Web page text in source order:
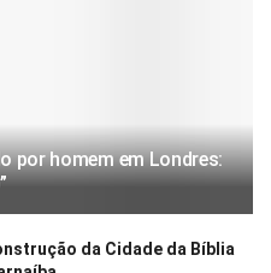
por homem em Londres:
da Cidade da Bíblia